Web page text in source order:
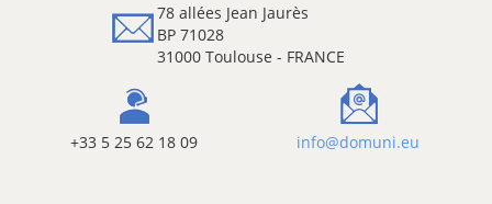
78 allées Jean Jaurès
BP 71028
31000 Toulouse - FRANCE
+33 5 25 62 18 09 info@domuni.eu